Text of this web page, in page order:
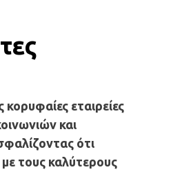
εταιρείες
και
ότι
τους καλύτερους